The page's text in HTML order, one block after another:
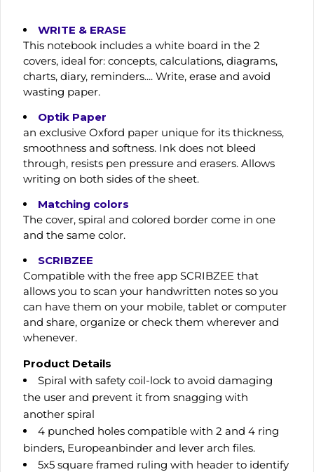
WRITE & ERASE
This notebook includes a white board in the 2
covers, ideal for: concepts, calculations, diagrams,
charts, diary, reminders.... Write, erase and avoid
wasting paper.
Optik Paper
an exclusive Oxford paper unique for its thickness,
smoothness and softness. Ink does not bleed
through, resists pen pressure and erasers. Allows
writing on both sides of the sheet.
Matching colors
The cover, spiral and colored border come in one
and the same color.
SCRIBZEE
Compatible with the free app SCRIBZEE that
allows you to scan your handwritten notes so you
can have them on your mobile, tablet or computer
and share, organize or check them wherever and
whenever.
Product Details
Spiral with safety coil-lock to avoid damaging
the user and prevent it from snagging with
another spiral
4 punched holes compatible with 2 and 4 ring
binders, Europeanbinder and lever arch files.
5x5 square framed ruling with header to identify